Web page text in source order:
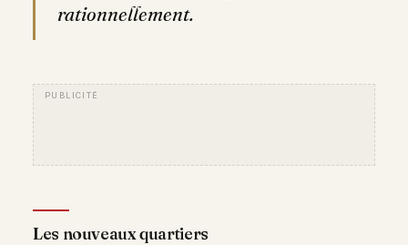
rationnellement.
Les nouveaux quartiers